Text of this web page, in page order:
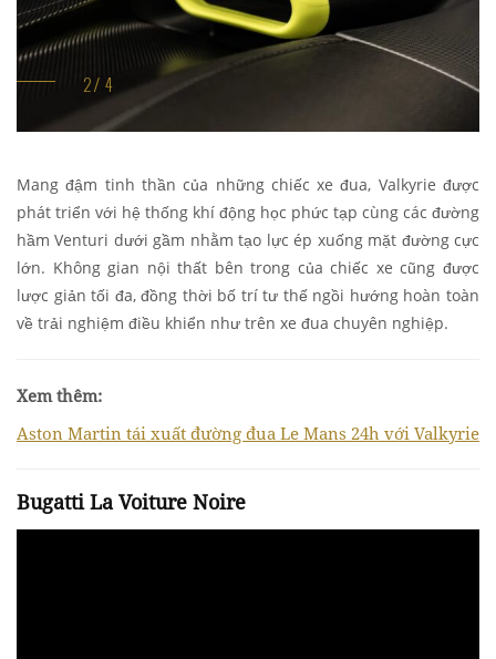
Mang đậm tinh thần của những chiếc xe đua, Valkyrie được
phát triển với hệ thống khí động học phức tạp cùng các đường
hầm Venturi dưới gầm nhằm tạo lực ép xuống mặt đường cực
lớn. Không gian nội thất bên trong của chiếc xe cũng được
lược giản tối đa, đồng thời bố trí tư thế ngồi hướng hoàn toàn
về trải nghiệm điều khiển như trên xe đua chuyên nghiệp.
Xem thêm:
Aston Martin tái xuất đường đua Le Mans 24h với Valkyrie
Bugatti La Voiture Noire